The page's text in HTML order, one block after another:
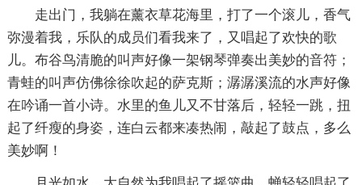
走出门，我躺在薰衣草花海里，打了一个滚儿，香气
弥漫着我，乐队的成员们看我来了，又唱起了欢快的歌
儿。布谷鸟清脆的叫声好像一架钢琴弹奏出美妙的音符；
青蛙的叫声仿佛徐徐吹起的萨克斯；潺潺溪流的水声好像
在吟诵一首小诗。水里的鱼儿又不甘落后，轻轻一跳，扭
起了纤瘦的身姿，连白云都来凑热闹，敲起了鼓点，多么
美妙啊！